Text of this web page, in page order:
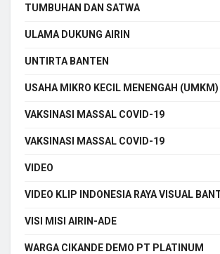
TUMBUHAN DAN SATWA
ULAMA DUKUNG AIRIN
UNTIRTA BANTEN
USAHA MIKRO KECIL MENENGAH (UMKM)
VAKSINASI MASSAL COVID-19
VAKSINASI MASSAL COVID-19
VIDEO
VIDEO KLIP INDONESIA RAYA VISUAL
VISI MISI AIRIN-ADE
WARGA CIKANDE DEMO PT PLATINUM